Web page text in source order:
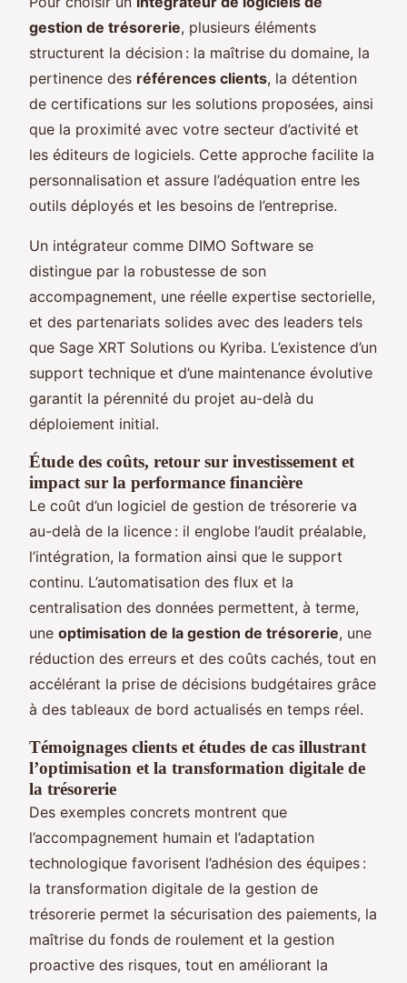
gestion de trésorerie, plusieurs éléments
structurent la décision : la maîtrise du domaine, la
pertinence des références clients, la détention
de certifications sur les solutions proposées, ainsi
que la proximité avec votre secteur d’activité et
les éditeurs de logiciels. Cette approche facilite la
personnalisation et assure l’adéquation entre les
outils déployés et les besoins de l’entreprise.
Un intégrateur comme DIMO Software se
distingue par la robustesse de son
accompagnement, une réelle expertise sectorielle,
et des partenariats solides avec des leaders tels
que Sage XRT Solutions ou Kyriba. L’existence d’un
support technique et d’une maintenance évolutive
garantit la pérennité du projet au-delà du
déploiement initial.
Étude des coûts, retour sur investissement et
impact sur la performance financière
Le coût d’un logiciel de gestion de trésorerie va
au-delà de la licence : il englobe l’audit préalable,
l’intégration, la formation ainsi que le support
continu. L’automatisation des flux et la
centralisation des données permettent, à terme,
une optimisation de la gestion de trésorerie, une
réduction des erreurs et des coûts cachés, tout en
accélérant la prise de décisions budgétaires grâce
à des tableaux de bord actualisés en temps réel.
Témoignages clients et études de cas illustrant
l’optimisation et la transformation digitale de
la trésorerie
Des exemples concrets montrent que
l’accompagnement humain et l’adaptation
technologique favorisent l’adhésion des équipes :
la transformation digitale de la gestion de
trésorerie permet la sécurisation des paiements, la
maîtrise du fonds de roulement et la gestion
proactive des risques, tout en améliorant la